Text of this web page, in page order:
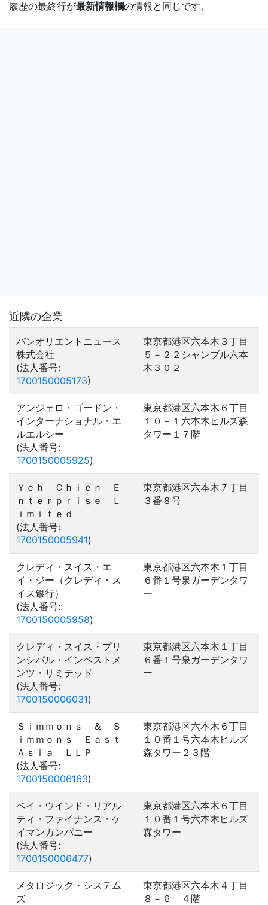
履歴の最終行が最新情報欄の情報と同じです。
近隣の企業
パンオリエントニュース
株式会社
(法人番号:
1700150005173)
東京都港区六本木３丁目
５－２２シャンブル六本
木３０２
アンジェロ・ゴードン・
インターナショナル・エ
ルエルシー
(法人番号:
1700150005925)
東京都港区六本木６丁目
１０－１六本木ヒルズ森
タワー１７階
Ｙｅｈ Ｃｈｉｅｎ Ｅ
ｎｔｅｒｐｒｉｓｅ Ｌ
ｉｍｉｔｅｄ
(法人番号:
1700150005941)
東京都港区六本木７丁目
３番８号
クレディ・スイス・エ
イ・ジー（クレディ・ス
イス銀行）
(法人番号:
1700150005958)
東京都港区六本木１丁目
６番１号泉ガーデンタワ
ー
クレディ・スイス・プリ
ンシパル・インベストメ
ンツ・リミテッド
(法人番号:
1700150006031)
東京都港区六本木１丁目
６番１号泉ガーデンタワ
ー
Ｓｉｍｍｏｎｓ ＆ Ｓ
ｉｍｍｏｎｓ Ｅａｓｔ
Ａｓｉａ ＬＬＰ
(法人番号:
1700150006163)
東京都港区六本木６丁目
１０番１号六本木ヒルズ
森タワー２３階
ベイ・ウインド・リアル
ティ・ファイナンス・ケ
イマンカンパニー
(法人番号:
1700150006477)
東京都港区六本木６丁目
１０番１号六本木ヒルズ
森タワー
メタロジック・システム
ズ
東京都港区六本木４丁目
８－６ ４階